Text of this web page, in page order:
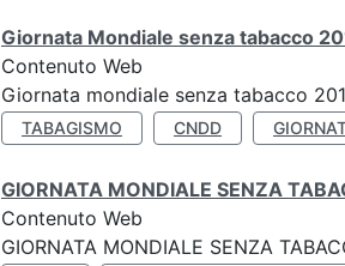
Giornata Mondiale senza tabacco
Contenuto Web
Giornata mondiale senza tabacco
TABAGISMO CNDD
GIORNATA MONDIALE SENZA
Contenuto Web
GIORNATA MONDIALE SENZA